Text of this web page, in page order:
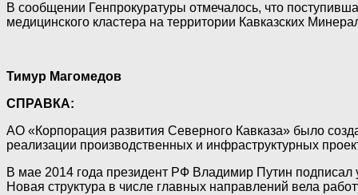
В сообщении Генпрокуратуры отмечалось, что
медицинского кластера на территории Кавказских
Тимур Магомедов
СПРАВКА:
АО «Корпорация развития Северного Кавказа» было
реализации производственных и инфраструктурных
В мае 2014 года президент РФ Владимир Путин подписал
Новая структура в числе главных направлений вела